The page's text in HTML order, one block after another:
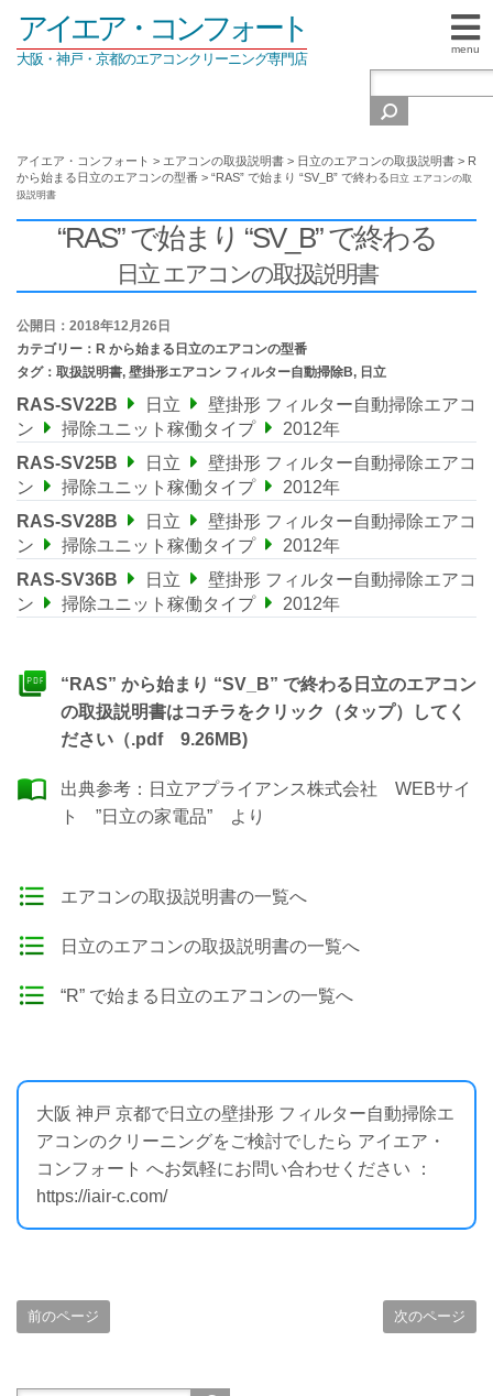
menu
アイエア・コンフォート
大阪・神戸・京都のエアコンクリーニング専門店
アイエア・コンフォート > エアコンの取扱説明書 > 日立のエアコンの取扱説明書 > R
から始まる日立のエアコンの型番 > “RAS” で始まり “SV_B” で終わる 日立 エアコンの取
扱説明書
“RAS” で始まり “SV_B” で終わる
日立 エアコンの取扱説明書
公開日：2018年12月26日
カテゴリー： R から始まる日立のエアコンの型番
タグ： 取扱説明書, 壁掛形エアコン フィルター自動掃除B, 日立
RAS-SV22B 日立
壁掛形 フィルター自動掃除エアコ
ン
掃除ユニット稼働タイプ
2012年
RAS-SV25B
日立
壁掛形 フィルター自動掃除エアコ
ン
掃除ユニット稼働タイプ
2012年
RAS-SV28B
日立
壁掛形 フィルター自動掃除エアコ
ン
掃除ユニット稼働タイプ
2012年
RAS-SV36B
日立
壁掛形 フィルター自動掃除エアコ
ン
掃除ユニット稼働タイプ 2012年
“RAS” から始まり “SV_B” で終わる日立のエアコン
の取扱説明書はコチラをクリック（タップ）してく
ださい（.pdf 9.26MB)
出典参考： 日立アプライアンス株式会社 WEBサイ
ト ”日立の家電品” より
エアコンの取扱説明書の一覧へ
日立のエアコンの取扱説明書の一覧へ
“R” で始まる日立のエアコンの一覧へ
大阪 神戸 京都で日立の壁掛形 フィルター自動掃除エ
アコンのクリーニングをご検討でしたら アイエア・
コンフォート へお気軽にお問い合わせください ：
https://iair-c.com/
前のページ 次のページ